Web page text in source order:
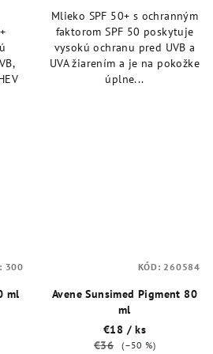
Mlieko SPF 50+ s ochranným
faktorom SPF 50 poskytuje
vysokú ochranu pred UVB a
UVA žiarením a je na pokožke
úplne...
ml
300
Avene Sunsimed Pigment 80
ml
€18 / ks
€36
(–50 %)
KÓD: 260584